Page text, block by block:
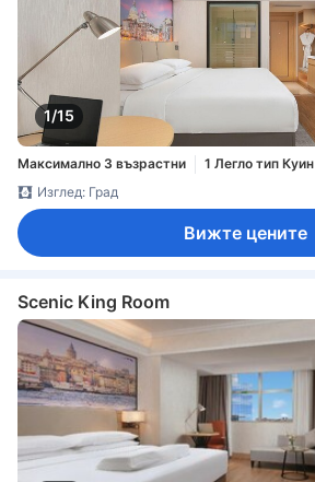
1/15
Максимално 3 възрастни
1 Легло тип Куин
Изглед: Град
Вижте цените
Scenic King Room